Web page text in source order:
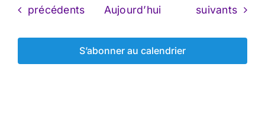
Évènements
précédents Aujourd’hui Évènements
suivants
S’abonner au calendrier